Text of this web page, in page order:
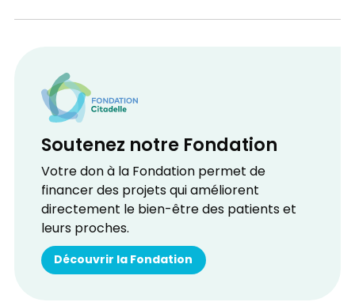
Soutenez notre Fondation
Votre don à la Fondation permet de
financer des projets qui améliorent
directement le bien-être des patients et
leurs proches.
Découvrir la Fondation